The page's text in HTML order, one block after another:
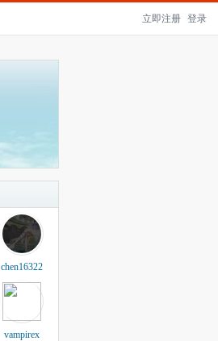
立即注册 登录
chen16322
vampirex